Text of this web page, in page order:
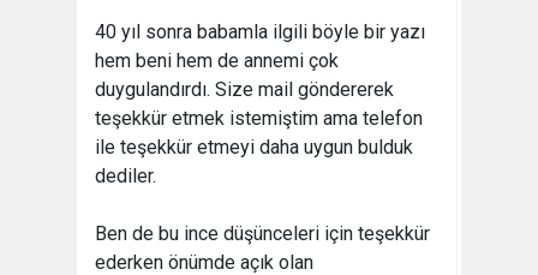
40 yıl sonra babamla ilgili böyle bir yazı
hem beni hem de annemi çok
duygulandırdı. Size mail göndererek
teşekkür etmek istemiştim ama telefon
ile teşekkür etmeyi daha uygun bulduk
dediler.
Ben de bu ince düşünceleri için teşekkür
ederken önümde açık olan